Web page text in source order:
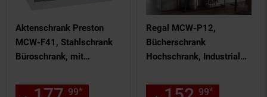
Aktenschrank Preston
MCW-F41, Stahlschrank
Büroschrank, mit
Schiebetüren
99*
Regal MCW-P12,
Bücherschrank
Hochschrank, Industrial
zertifiziert 180x80x31cm
99*